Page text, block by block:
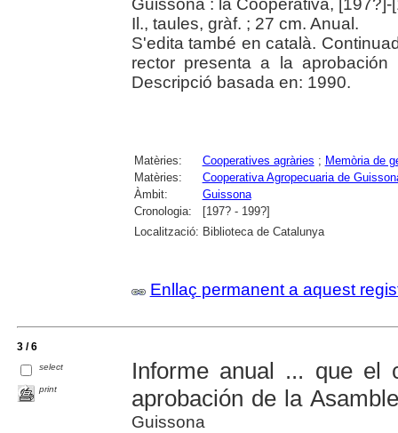
Guissona : la Cooperativa, [197?]-
Il., taules, gràf. ; 27 cm. Anual.
S'edita també en català.
rector presenta a la
Descripció basada en: 1990.
Matèries: Cooperatives agràries ; Memòria de
Matèries:
Cooperativa Agropecuaria de
Àmbit:
Guissona
Cronologia:
[197? - 199?]
Localització: Biblioteca de Catalunya
Enllaç permanent a aquest
3 / 6
select
print
Informe anual ... que el
aprobación de la
Guissona